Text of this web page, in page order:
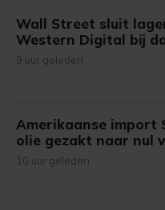
Wall Street sluit
Western Digital bij
9 uur geleden
Amerikaanse import
olie gezakt naar nul
10 uur geleden